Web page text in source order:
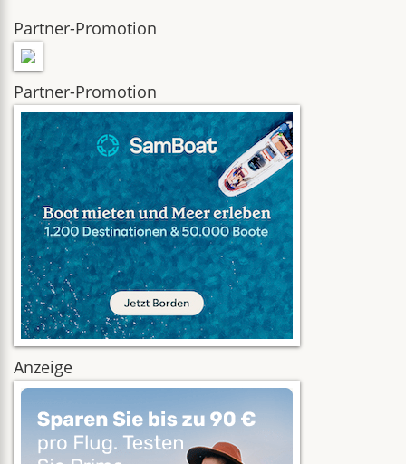
Partner-Promotion
Partner-Promotion
Anzeige